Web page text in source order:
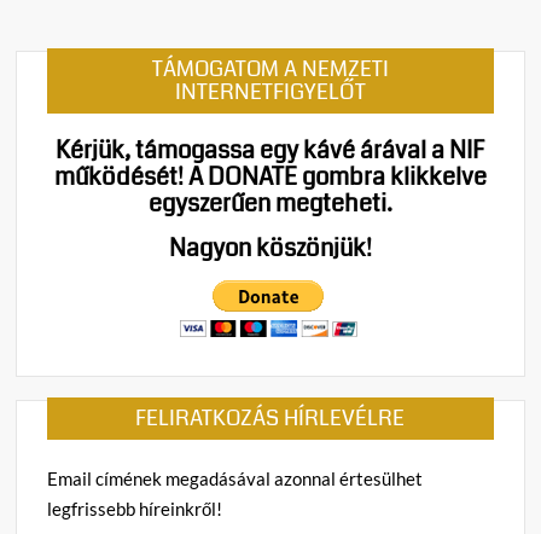
TÁMOGATOM A NEMZETI
INTERNETFIGYELŐT
Kérjük, támogassa egy kávé árával a NIF
működését!A DONATE gombra klikkelve
egyszerűen megteheti.
Nagyon köszönjük!
FELIRATKOZÁS HÍRLEVÉLRE
Email címének megadásával azonnal értesülhet
legfrissebb híreinkről!